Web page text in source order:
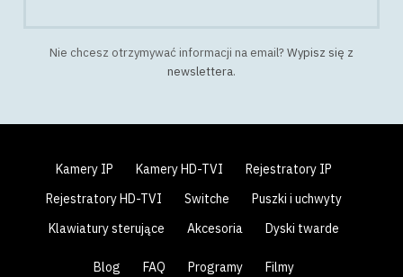
Nie chcesz otrzymywać informacji na email?Wypisz się z
newslettera.
Kamery IP Kamery HD-TVI
Rejestratory IP
Rejestratory HD-TVI
Switche
Puszki i uchwyty
Klawiatury sterujące
Akcesoria Dyski twarde
Blog FAQ Programy
Filmy